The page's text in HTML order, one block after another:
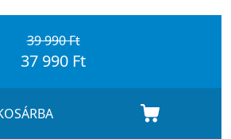
39 990 Ft
37 990 Ft